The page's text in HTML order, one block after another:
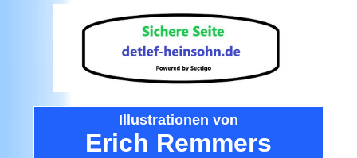
Illustrationen von
Erich Remmers